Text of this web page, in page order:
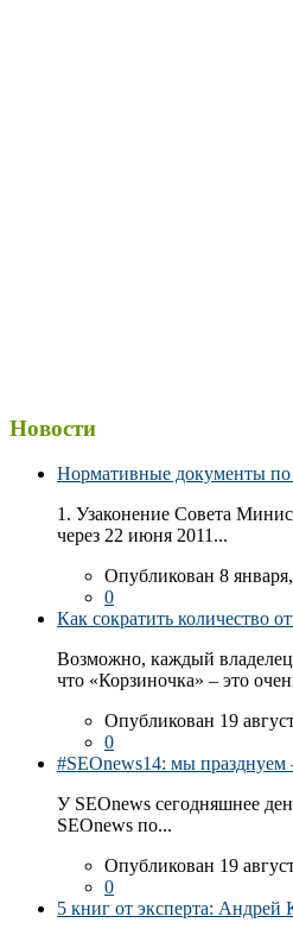
Новости
Нормативные документы
1. Узаконение Совета
через 22 июня 2011...
Опубликован 8
0
Как сократить количество
Возможно, каждый владелец
что «Корзиночка» – это
Опубликован 19
0
#SEOnews14: мы празднуем
У SEOnews сегодняшнее
SEOnews по...
Опубликован 19
0
5 книг от эксперта: